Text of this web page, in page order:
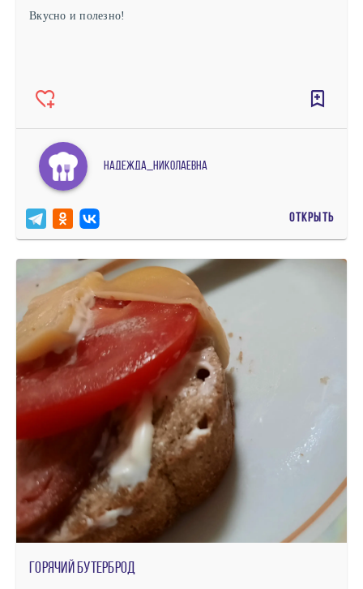
Вкусно и полезно!
Надежда_Николаевна
ОТКРЫТЬ
Горячий бутерброд